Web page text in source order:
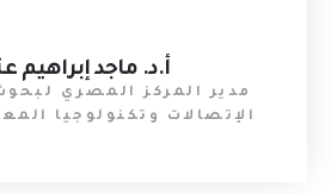
أ.د. ماجد إبراهيم
مدير المركز المصري
الإتصالات وتكنولوجيا